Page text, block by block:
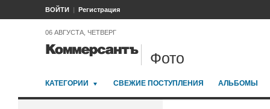
ВОЙТИ Регистрация
06 АВГУСТА, ЧЕТВЕРГ
Фото
КАТЕГОРИИ СВЕЖИЕ ПОСТУПЛЕНИЯ АЛЬБОМЫ